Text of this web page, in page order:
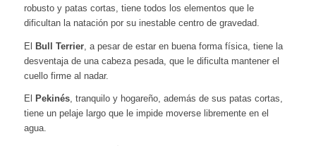
robusto y patas cortas, tiene todos los elementos que le
dificultan la natación por su inestable centro de gravedad.
El Bull Terrier, a pesar de estar en buena forma física, tiene la
desventaja de una cabeza pesada, que le dificulta mantener el
cuello firme al nadar.
El Pekinés, tranquilo y hogareño, además de sus patas cortas,
tiene un pelaje largo que le impide moverse libremente en el
agua.